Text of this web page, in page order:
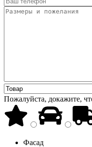
Пожалуйста, докажите,
Фасад